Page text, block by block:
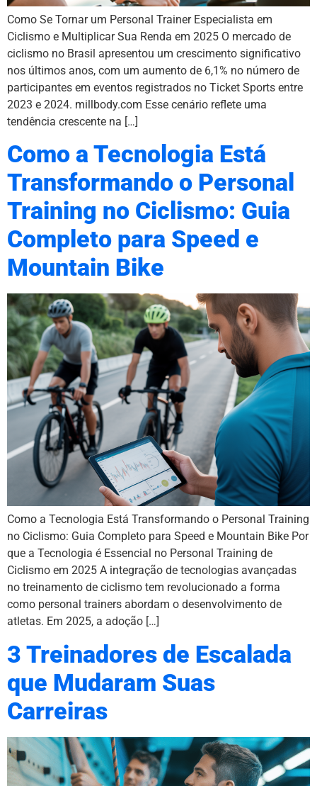
Como Se Tornar um Personal Trainer Especialista em
Ciclismo e Multiplicar Sua Renda em 2025 O mercado de
ciclismo no Brasil apresentou um crescimento significativo
nos últimos anos, com um aumento de 6,1% no número de
participantes em eventos registrados no Ticket Sports entre
2023 e 2024. millbody.com Esse cenário reflete uma
tendência crescente na […]
Como a Tecnologia Está
Transformando o Personal
Training no Ciclismo: Guia
Completo para Speed e
Mountain Bike
Como a Tecnologia Está Transformando o Personal Training
no Ciclismo: Guia Completo para Speed e Mountain Bike Por
que a Tecnologia é Essencial no Personal Training de
Ciclismo em 2025 A integração de tecnologias avançadas
no treinamento de ciclismo tem revolucionado a forma
como personal trainers abordam o desenvolvimento de
atletas. Em 2025, a adoção […]
3 Treinadores de Escalada
que Mudaram Suas
Carreiras